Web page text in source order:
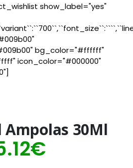
show_label="yes"
bg_color="#ffffff"
icon_color="#000000"
Ampolas 30Ml
€